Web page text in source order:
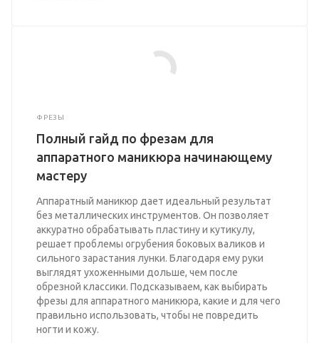
ФРЕЗЫ
Полный гайд по фрезам для
аппаратного маникюра начинающему
мастеру
Аппаратный маникюр дает идеальный результат
без металлических инструментов. Он позволяет
аккуратно обрабатывать пластину и кутикулу,
решает проблемы огрубения боковых валиков и
сильного зарастания лунки. Благодаря ему руки
выглядят ухоженными дольше, чем после
обрезной классики. Подсказываем, как выбирать
фрезы для аппаратного маникюра, какие и для чего
правильно использовать, чтобы не повредить
ногти и кожу.